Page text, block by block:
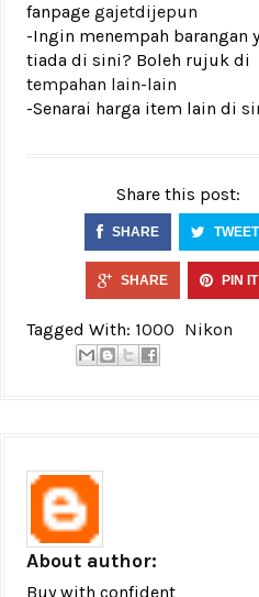
fanpage gajetdijepun
-Ingin menempah barangan
tiada di sini? Boleh rujuk di
tempahan lain-lain
-Senarai harga item lain di
Share this post:
SHARE TWEET
SHARE PIN IT
Tagged With: 1000 Nikon
About author:
Buy with confident